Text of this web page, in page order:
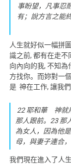
事盼望，凡事忍
有；說方言之能
人生就好似一幅拼
識之前, 都有在走
向內向的我, 不知
方找你。而妳對一
是 神在工作, 讓我
22 耶和華 神就
那人跟前。23 那
為女人，因為他
母，與妻子連合
我們現在進入了人